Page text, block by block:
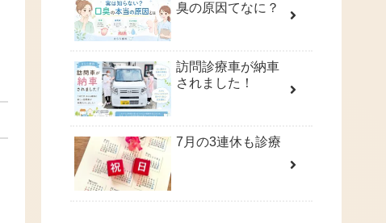
臭の原因てなに？
訪問診療車が納車
されました！
7月の3連休も診療